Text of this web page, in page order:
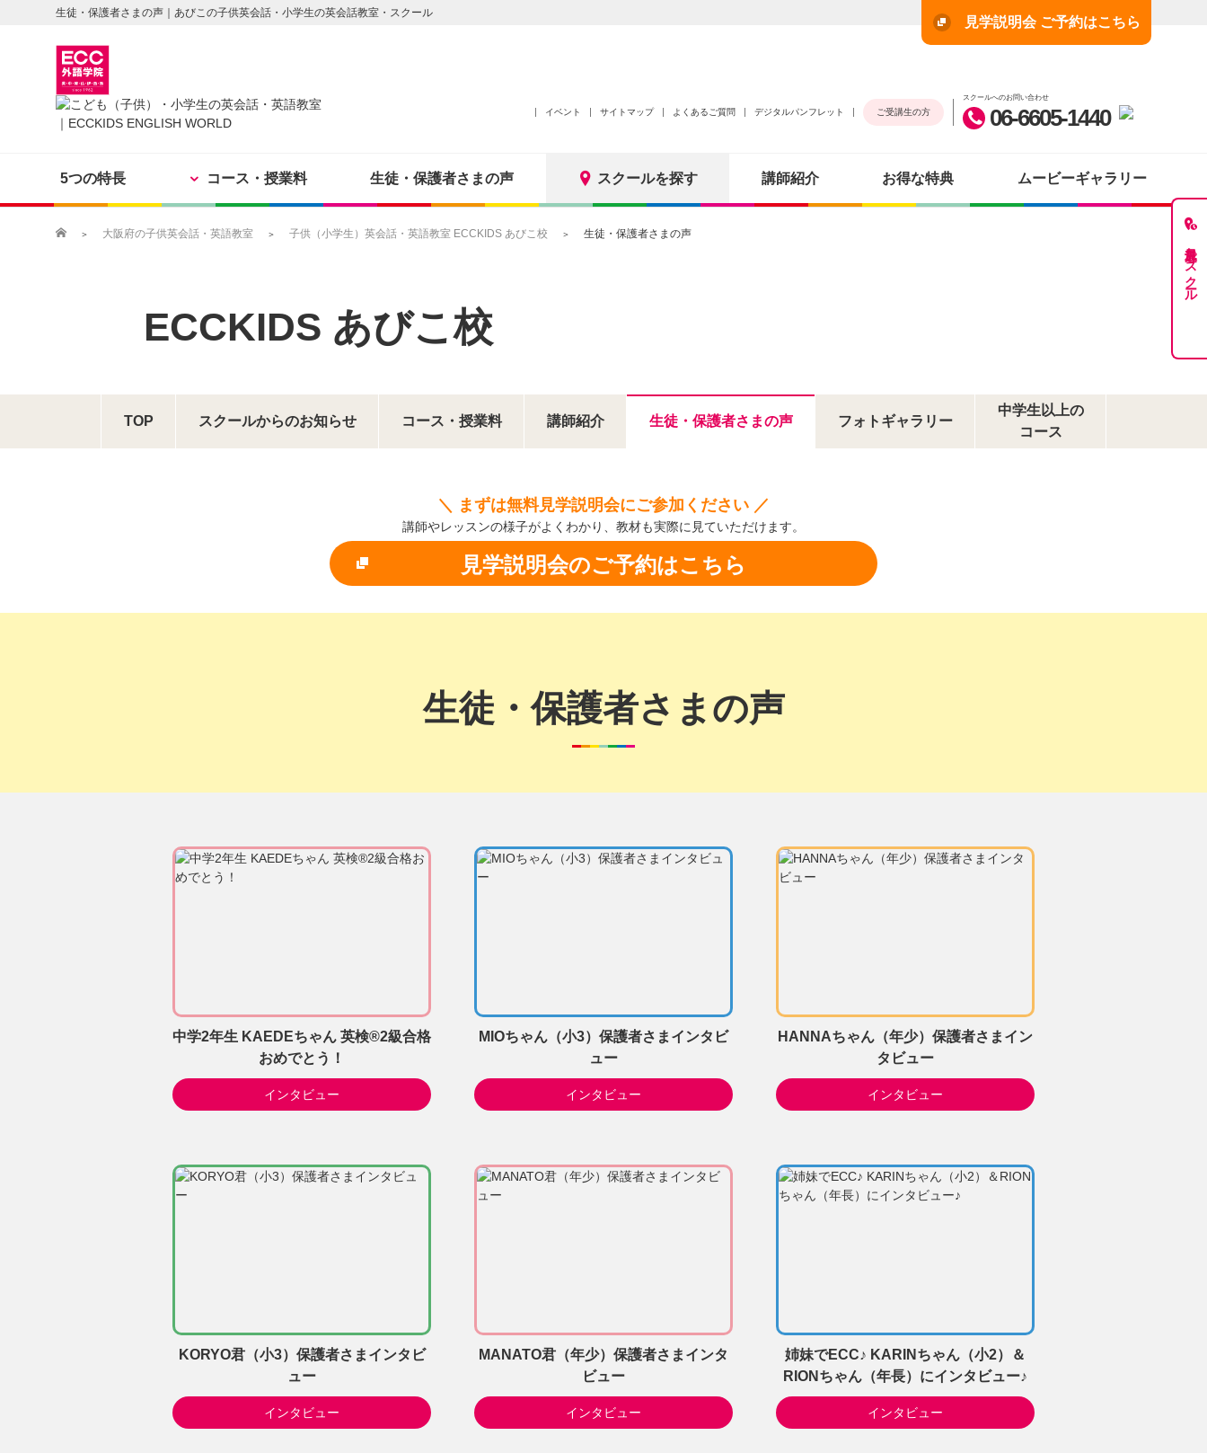
生徒・保護者さまの声｜あびこの子供英会話・小学生の英会話教室・スクール
見学説明会 ご予約はこちら
イベント サイトマップ よくあるご質問 デジタルパンフレット ご受講生の方
スクールへのお問い合わせ
06-6605-1440
5つの特長 コース・授業料 生徒・保護者さまの声 スクールを探す 講師紹介 お得な特典 ムービーギャラリー
最近見たスクール
大阪府の子供英会話・英語教室 子供（小学生）英会話・英語教室 ECCKIDS あびこ校 生徒・保護者さまの声
ECCKIDS あびこ校
TOP スクールからのお知らせ コース・授業料 講師紹介 生徒・保護者さまの声 フォトギャラリー
中学生以上の
コース
＼ まずは無料見学説明会にご参加ください ／
講師やレッスンの様子がよくわかり、 教材も実際に見ていただけます。
見学説明会のご予約はこちら
生徒・保護者さまの声
中学2年生 KAEDEちゃん 英検®2級合格
おめでとう！
インタビュー
MIOちゃん（小3）保護者さまインタビ
ュー
インタビュー
HANNAちゃん（年少）保護者さまイン
タビュー
インタビュー
KORYO君（小3）保護者さまインタビ
ュー
インタビュー
MANATO君（年少）保護者さまインタ
ビュー
インタビュー
姉妹でECC♪ KARINちゃん（小2）＆
RIONちゃん（年長）にインタビュー♪
インタビュー